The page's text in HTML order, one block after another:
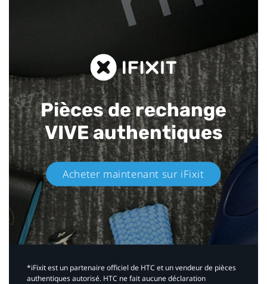
Pièces de rechange
VIVE authentiques​
Acheter maintenant sur iFixit​
*iFixit est un partenaire officiel de HTC et un vendeur de pièces
authentiques autorisé. HTC ne fait aucune déclaration